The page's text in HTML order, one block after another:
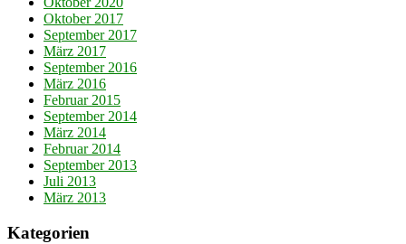
Oktober 2017
September 2017
März 2017
September 2016
März 2016
Februar 2015
September 2014
März 2014
Februar 2014
September 2013
Juli 2013
März 2013
Kategorien